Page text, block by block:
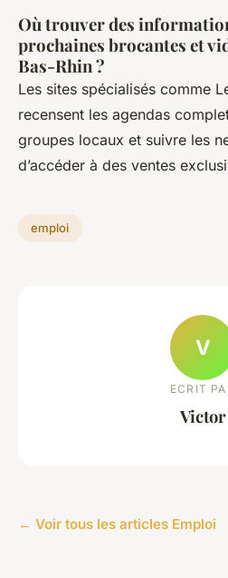
Où trouver des
prochaines brocantes et
Bas-Rhin ?
Les sites spécialisés comme
recensent les agendas
groupes locaux et suivre les
d’accéder à des ventes
emploi
V
ECRIT
Victor
← Voir tous les articles Emploi